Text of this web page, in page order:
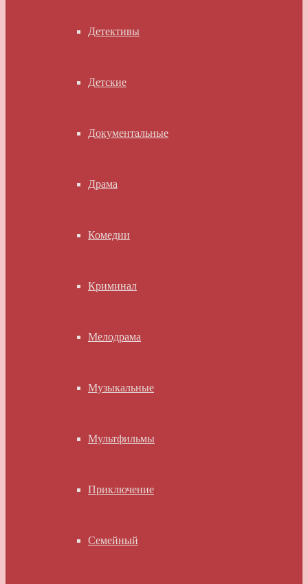
Детективы
Детские
Документальные
Драма
Комедии
Криминал
Мелодрама
Музыкальные
Мультфильмы
Приключение
Семейный